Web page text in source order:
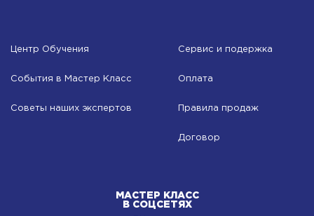
Центр Обучения
События в Мастер Класс
Советы наших экспертов
Сервис и подержка
Оплата
Правила продаж
Договор
МАСТЕР КЛАСС
В СОЦСЕТЯХ